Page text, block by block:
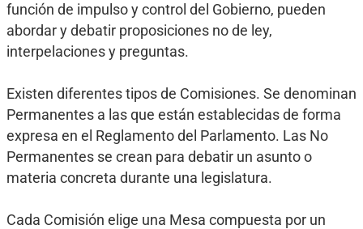
función de impulso y control del Gobierno, pueden
abordar y debatir proposiciones no de ley,
interpelaciones y preguntas.
Existen diferentes tipos de Comisiones. Se denominan
Permanentes a las que están establecidas de forma
expresa en el Reglamento del Parlamento. Las No
Permanentes se crean para debatir un asunto o
materia concreta durante una legislatura.
Cada Comisión elige una Mesa compuesta por un